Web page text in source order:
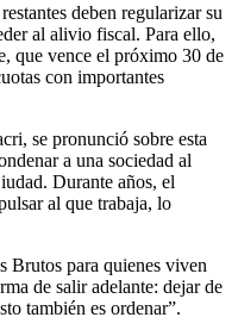
deben regularizar su
al alivio fiscal. Para ello,
que vence el próximo 30 de
con importantes
se pronunció sobre esta
a una sociedad al
Durante años, el
al que trabaja, lo
Brutos para quienes viven
de salir adelante: dejar de
también es ordenar”.